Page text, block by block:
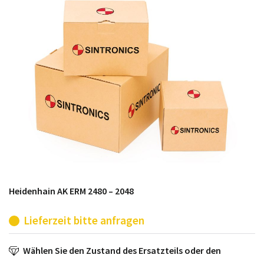
möglich. SINTRONICS ist dann ihr Partner, der
entweder die alten Baugruppen technisch hochwertig
repariert oder ihnen die abgekündigten Baugruppen
aus dem eigenen Lager ersetzt.
Heidenhain AK ERM 2480 – 2048
Lieferzeit bitte anfragen
Wählen Sie den Zustand des Ersatzteils oder den